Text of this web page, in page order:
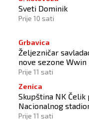
Sveti Dominik
Prije 10 sati
Grbavica
Željezničar
nove sezone Wwin
Prije 11 sati
Zenica
Skupština NK
Nacionalnog
Prije 11 sati